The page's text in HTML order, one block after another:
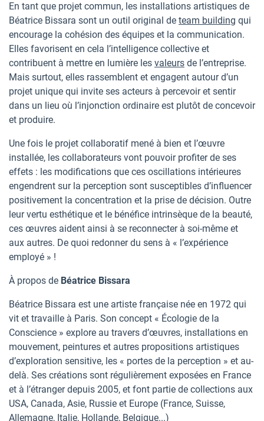
En tant que projet commun, les installations artistiques de
Béatrice Bissara sont un outil original de team building qui
encourage la cohésion des équipes et la communication.
Elles favorisent en cela l’intelligence collective et
contribuent à mettre en lumière les valeurs de l’entreprise.
Mais surtout, elles rassemblent et engagent autour d’un
projet unique qui invite ses acteurs à percevoir et sentir
dans un lieu où l’injonction ordinaire est plutôt de concevoir
et produire.
Une fois le projet collaboratif mené à bien et l’œuvre
installée, les collaborateurs vont pouvoir profiter de ses
effets : les modifications que ces oscillations intérieures
engendrent sur la perception sont susceptibles d’influencer
positivement la concentration et la prise de décision. Outre
leur vertu esthétique et le bénéfice intrinsèque de la beauté,
ces œuvres aident ainsi à se reconnecter à soi-même et
aux autres. De quoi redonner du sens à « l’expérience
employé » !
À propos de Béatrice Bissara
Béatrice Bissara est une artiste française née en 1972 qui
vit et travaille à Paris. Son concept « Écologie de la
Conscience » explore au travers d’œuvres, installations en
mouvement, peintures et autres propositions artistiques
d’exploration sensitive, les « portes de la perception » et au-
delà. Ses créations sont régulièrement exposées en France
et à l’étranger depuis 2005, et font partie de collections aux
USA, Canada, Asie, Russie et Europe (France, Suisse,
Allemagne, Italie, Hollande, Belgique...)